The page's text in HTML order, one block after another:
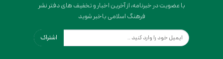
با عضویت در خبرنامه، از آخرین اخبار و تخفیف های دفتر نشر
فرهنگ اسلامی باخبر شوید
اشتراک